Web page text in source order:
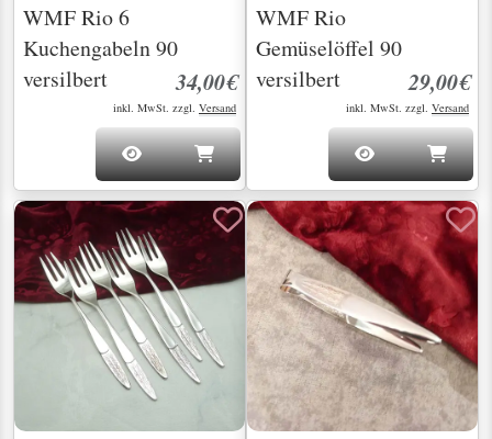
WMF Rio 6
Kuchengabeln 90
versilbert
34,00€
inkl. MwSt. zzgl. Versand
WMF Rio
Gemüselöffel 90
versilbert
29,00€
inkl. MwSt. zzgl. Versand